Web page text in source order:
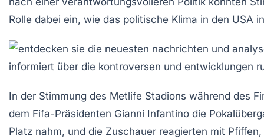
Rolle dabei ein, wie das politische Klima in den USA
In der Stimmung des Metlife Stadions während des
dem Fifa-Präsidenten Gianni Infantino die
Platz nahm, und die Zuschauer reagierten mit